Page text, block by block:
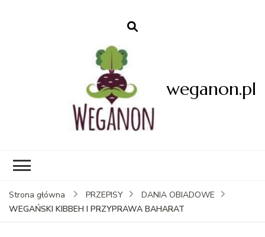
weganon.pl
Strona główna PRZEPISY
DANIA OBIADOWE
WEGAŃSKI KIBBEH I PRZYPRAWA BAHARAT